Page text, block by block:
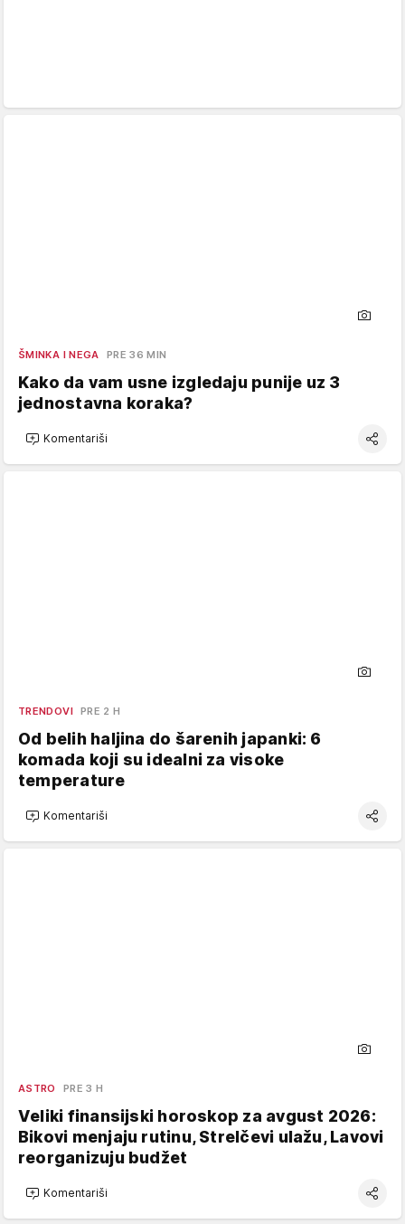
ŠMINKA I NEGA PRE 36 MIN
Kako da vam usne izgledaju punije uz 3
jednostavna koraka?
Komentariši
TRENDOVI PRE 2 H
Od belih haljina do šarenih japanki: 6
komada koji su idealni za visoke
temperature
Komentariši
ASTRO PRE 3 H
Veliki finansijski horoskop za avgust 2026:
Bikovi menjaju rutinu, Strelčevi ulažu, Lavovi
reorganizuju budžet
Komentariši